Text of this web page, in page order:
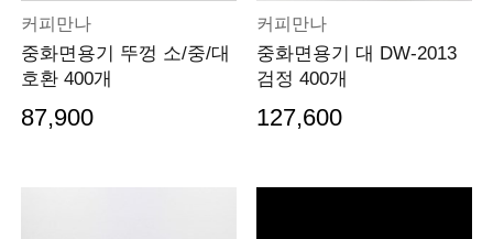
커피만나
중화면용기 뚜껑 소/중/대
호환 400개
87,900
커피만나
중화면용기 대 DW-2013
검정 400개
127,600